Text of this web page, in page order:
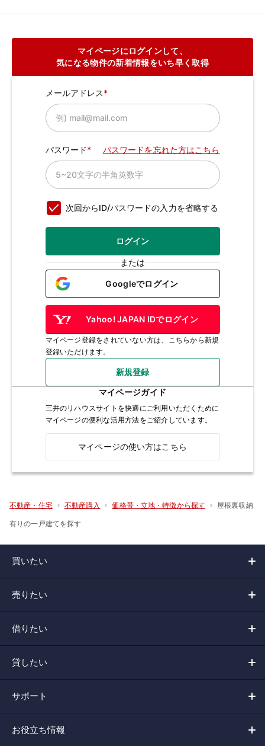
マイページにログインして、
気になる物件の新着情報をいち早く取得
メールアドレス
パスワード パスワードを忘れた方はこちら
次回からID/パスワードの入力を省略する
ログイン
または
Googleでログイン
Yahoo! JAPAN IDでログイン
マイページ登録をされていない方は、こちらから新規
登録いただけます。
新規登録
マイページガイド
三井のリハウスサイトを快適にご利用いただくために
マイページの便利な活用方法をご紹介しています。
マイページの使い方はこちら
不動産・住宅 不動産購入 価格帯・立地・特徴から探す 屋根裏収納
有りの一戸建てを探す
買いたい
売りたい
借りたい
貸したい
サポート
お役立ち情報